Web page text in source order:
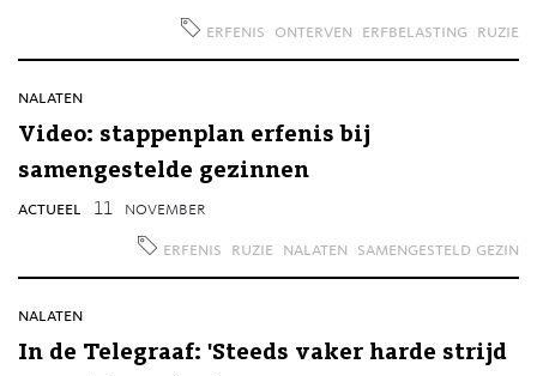
erfenis onterven erfbelasting ruzie
nalaten
Video: stappenplan erfenis bij
samengestelde gezinnen
actueel 11 november
erfenis ruzie nalaten samengesteld gezin
nalaten
In de Telegraaf: 'Steeds vaker harde strijd